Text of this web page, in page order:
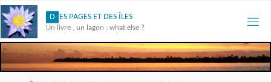
Skip
to
content
D ES PAGES ET DES ÎLES
Un livre , un lagon : what else ?